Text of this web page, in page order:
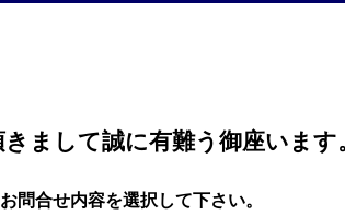
まして誠に有難う御座います
問合せ内容を選択して下さい。